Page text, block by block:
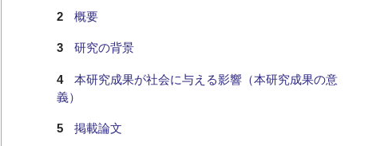
概要
研究の背景
本研究成果が社会に与える影響（本研究成果の意
義）
掲載論文